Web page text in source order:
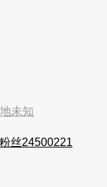
未知
丝24500221